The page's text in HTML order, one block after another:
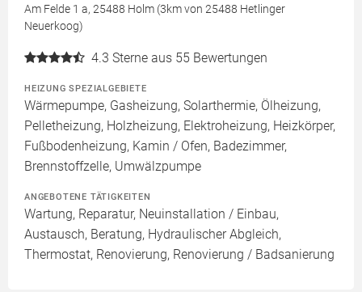
Am Felde 1 a, 25488 Holm (3km von 25488 Hetlinger
Neuerkoog)
4.3 Sterne aus 55 Bewertungen
HEIZUNG SPEZIALGEBIETE
Wärmepumpe, Gasheizung, Solarthermie, Ölheizung,
Pelletheizung, Holzheizung, Elektroheizung, Heizkörper,
Fußbodenheizung, Kamin / Ofen, Badezimmer,
Brennstoffzelle, Umwälzpumpe
ANGEBOTENE TÄTIGKEITEN
Wartung, Reparatur, Neuinstallation / Einbau,
Austausch, Beratung, Hydraulischer Abgleich,
Thermostat, Renovierung, Renovierung / Badsanierung